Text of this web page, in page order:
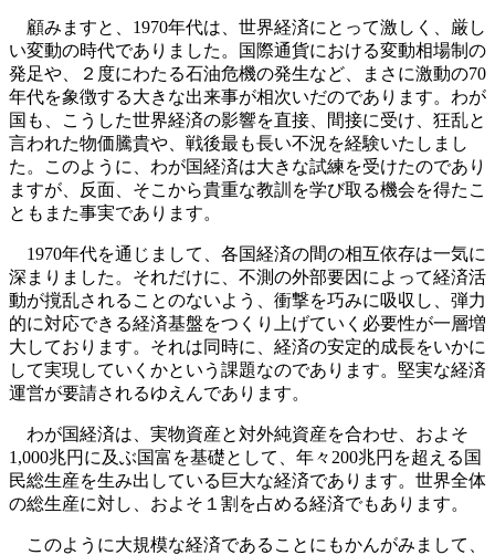
顧みますと、1970年代は、世界経済にとって激しく、厳し
い変動の時代でありました。国際通貨における変動相場制の
発足や、２度にわたる石油危機の発生など、まさに激動の70
年代を象徴する大きな出来事が相次いだのであります。わが
国も、こうした世界経済の影響を直接、間接に受け、狂乱と
言われた物価騰貴や、戦後最も長い不況を経験いたしまし
た。このように、わが国経済は大きな試練を受けたのであり
ますが、反面、そこから貴重な教訓を学び取る機会を得たこ
ともまた事実であります。
1970年代を通じまして、各国経済の間の相互依存は一気に
深まりました。それだけに、不測の外部要因によって経済活
動が撹乱されることのないよう、衝撃を巧みに吸収し、弾力
的に対応できる経済基盤をつくり上げていく必要性が一層増
大しております。それは同時に、経済の安定的成長をいかに
して実現していくかという課題なのであります。堅実な経済
運営が要請されるゆえんであります。
わが国経済は、実物資産と対外純資産を合わせ、およそ
1,000兆円に及ぶ国富を基礎として、年々200兆円を超える国
民総生産を生み出している巨大な経済であります。世界全体
の総生産に対し、およそ１割を占める経済でもあります。
このように大規模な経済であることにもかんがみまして、